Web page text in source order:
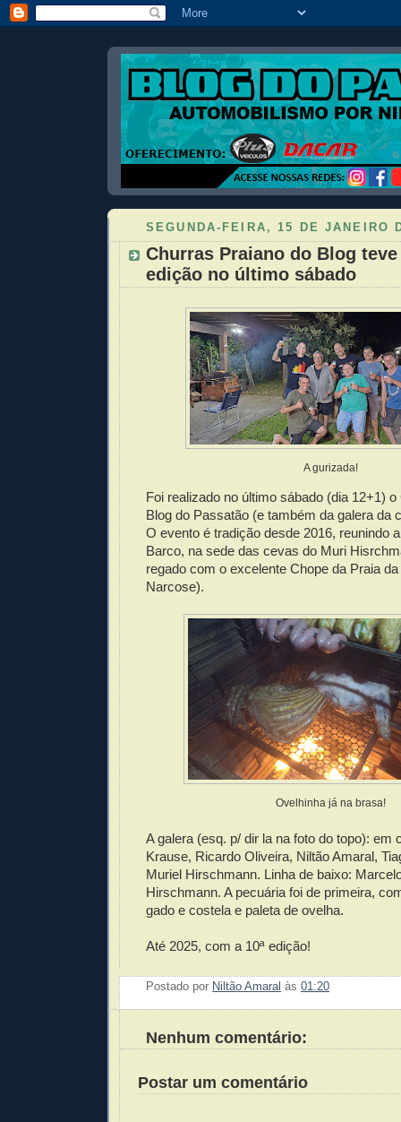
SEGUNDA-FEIRA, 15 DE JANEIRO
Churras Praiano do Blog teve
edição no último sábado
A gurizada!
Foi realizado no último sábado (dia 12+1)
Blog do Passatão (e também da galera da
O evento é tradição desde 2016, reunindo
Barco, na sede das cevas do Muri
regado com o excelente Chope da Praia
Narcose).
Ovelhinha já na brasa!
A galera (esq. p/ dir la na foto do topo): em
Krause, Ricardo Oliveira, Niltão Amaral,
Muriel Hirschmann. Linha de baixo:
Hirschmann. A pecuária foi de primeira,
gado e costela e paleta de ovelha.
Até 2025, com a 10ª edição!
Postado por Niltão Amaral às 01:20
Nenhum comentário:
Postar um comentário